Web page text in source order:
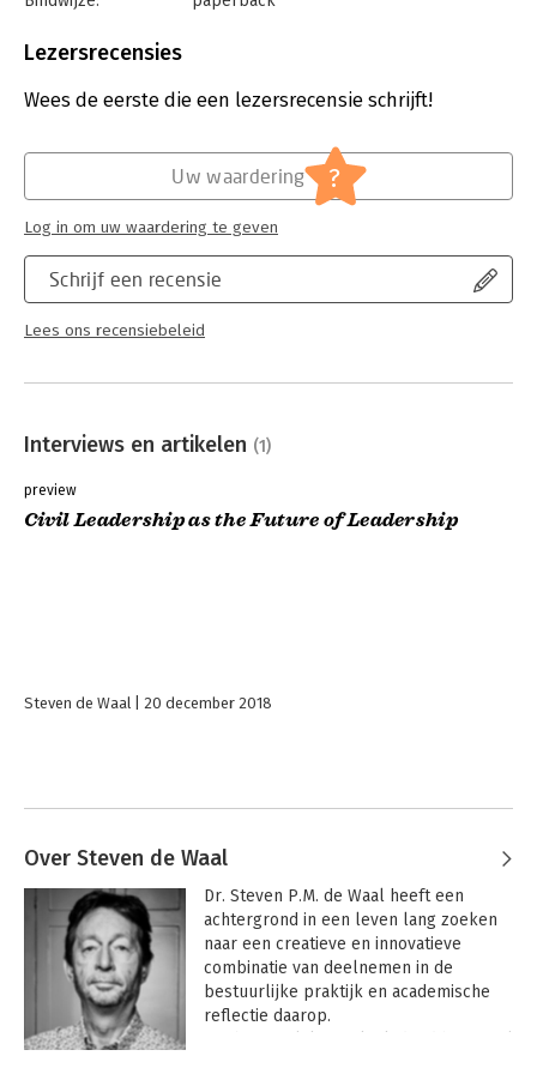
Uitgever:
Verschijningsdatum:
20-11-2018
Lezersrecensies
Wees de eerste die een lezersrecensie schrijft!
Schrijf een recensie
Lees ons recensiebeleid
Uw waardering ?
Log in om uw waardering te geven
Interviews en artikelen (1)
preview
Civil Leadership as the Future of Leadership
Steven de Waal 20 december 2018
Over Steven de Waal
Dr. Steven P.M. de Waal heeft een
achtergrond in een leven lang zoeken
naar een creatieve en innovatieve
combinatie van deelnemen in de
bestuurlijke praktijk en academische
reflectie daarop.